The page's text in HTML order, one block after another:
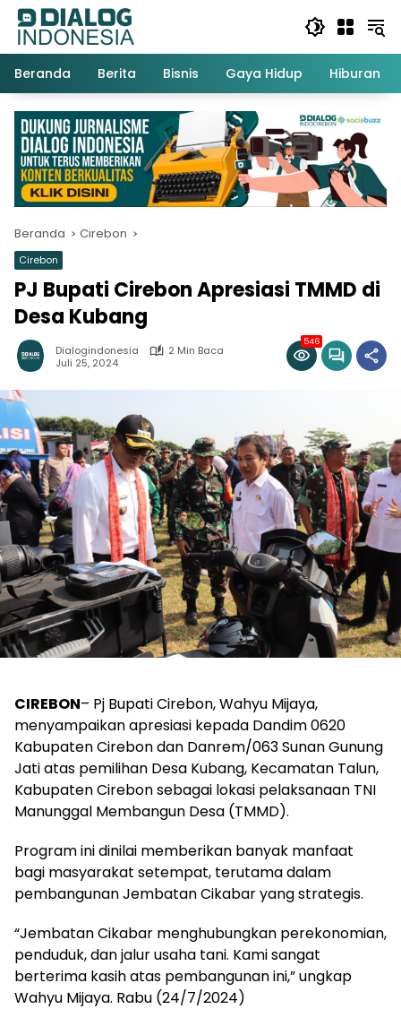
Langsung
konten
Beranda
Berita Bisnis Gaya Hidup Hiburan
Beranda Cirebon
Cirebon
PJ Bupati Cirebon Apresiasi TMMD di
Desa Kubang
Dialogindonesia
2 Min Baca
Juli 25, 2024
546
CIREBON– Pj Bupati Cirebon, Wahyu Mijaya,
menyampaikan apresiasi kepada Dandim 0620
Kabupaten Cirebon dan Danrem/063 Sunan Gunung
Jati atas pemilihan Desa Kubang, Kecamatan Talun,
Kabupaten Cirebon sebagai lokasi pelaksanaan TNI
Manunggal Membangun Desa (TMMD).
Program ini dinilai memberikan banyak manfaat
bagi masyarakat setempat, terutama dalam
pembangunan Jembatan Cikabar yang strategis.
“Jembatan Cikabar menghubungkan perekonomian,
penduduk, dan jalur usaha tani. Kami sangat
berterima kasih atas pembangunan ini,” ungkap
Wahyu Mijaya. Rabu (24/7/2024)